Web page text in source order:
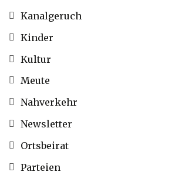
Kanalgeruch
Kinder
Kultur
Meute
Nahverkehr
Newsletter
Ortsbeirat
Parteien